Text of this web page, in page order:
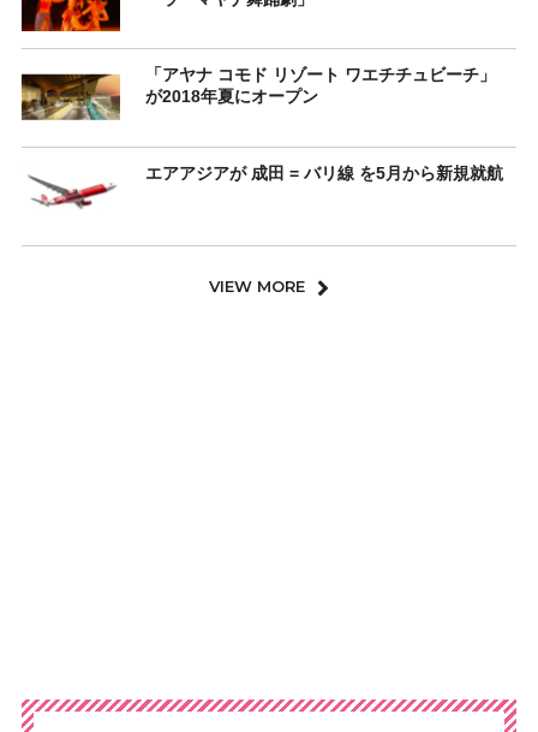
「アヤナ コモド リゾート ワエチチュビーチ」
が2018年夏にオープン
エアアジアが 成田 = バリ線 を5月から新規就航
VIEW MORE